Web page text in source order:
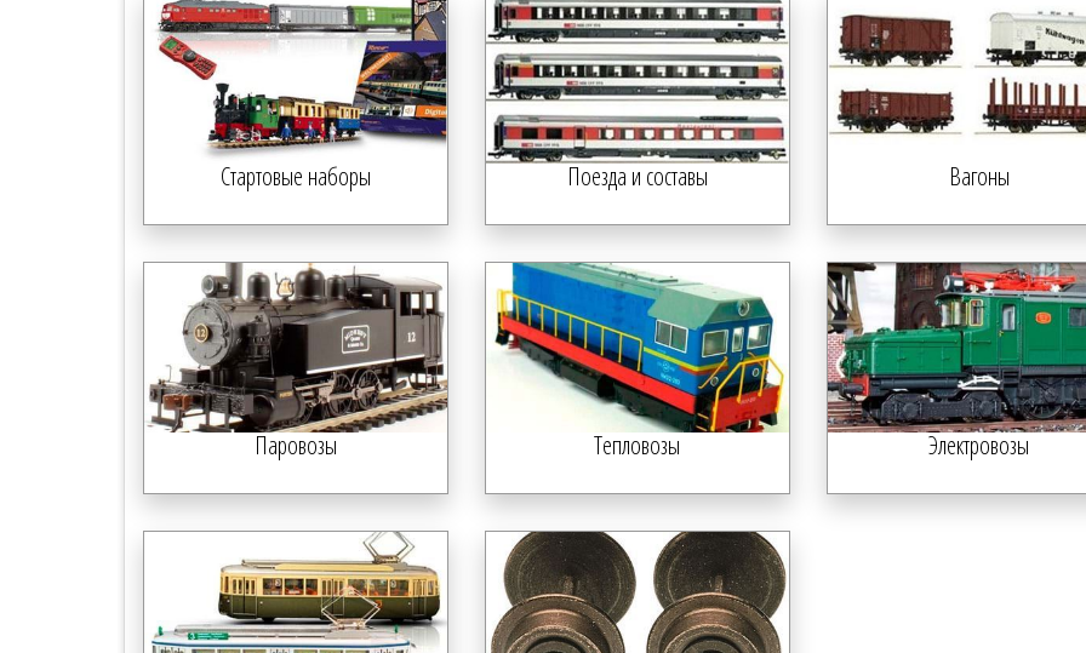
Стартовые наборы Поезда и составы Вагоны
Паровозы Тепловозы Электровозы